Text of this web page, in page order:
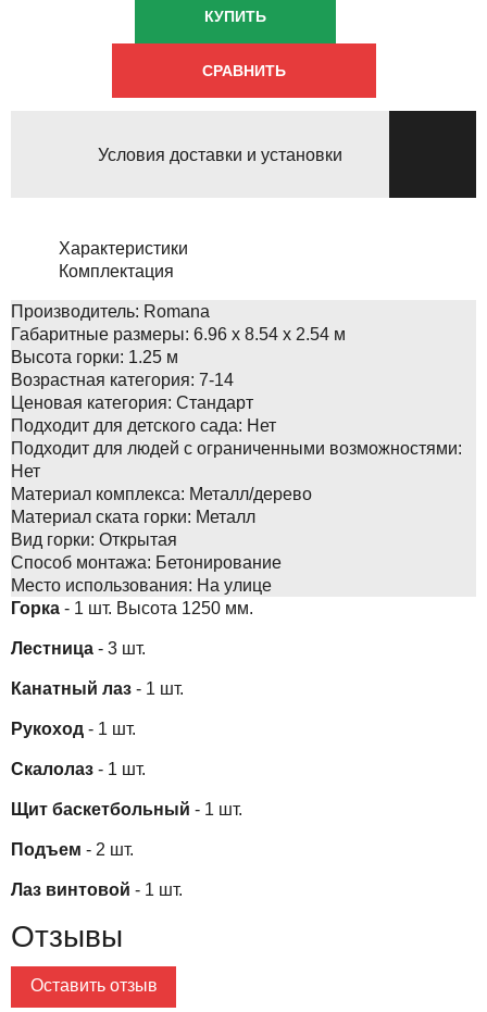
КУПИТЬ
СРАВНИТЬ
Условия доставки и установки
Характеристики
Комплектация
Производитель: Romana
Габаритные размеры: 6.96 x 8.54 x 2.54 м
Высота горки: 1.25 м
Возрастная категория: 7-14
Ценовая категория: Стандарт
Подходит для детского сада: Нет
Подходит для людей с ограниченными возможностями:
Нет
Материал комплекса: Металл/дерево
Материал ската горки: Металл
Вид горки: Открытая
Способ монтажа: Бетонирование
Место использования: На улице
Горка - 1 шт. Высота 1250 мм.
Лестница - 3 шт.
Канатный лаз - 1 шт.
Рукоход - 1 шт.
Скалолаз - 1 шт.
Щит баскетбольный - 1 шт.
Подъем - 2 шт.
Лаз винтовой - 1 шт.
Отзывы
Оставить отзыв